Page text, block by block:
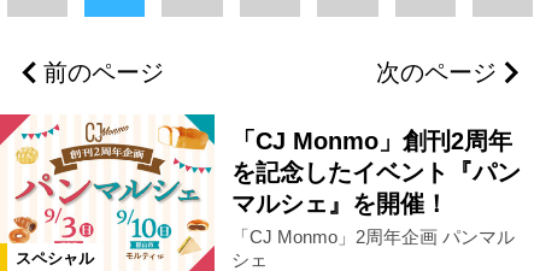
福島県全域 福島市 国見町
郡山市 須賀川市 鏡石町
白河市 矢吹町 棚倉町
前のページ 次のページ
スペシャル
「CJ Monmo」創刊2周年
を記念したイベント『パン
マルシェ』を開催！
「CJ Monmo」2周年企画 パンマル
シェ